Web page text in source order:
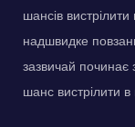
шансів
надшвидке
зазвичай починає
шанс вистрілити в